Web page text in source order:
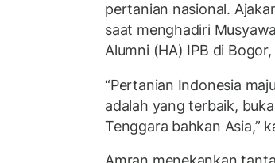
pertanian nasional.
saat menghadiri
Alumni (HA) IPB di
“Pertanian Indonesia
adalah yang terbaik,
Tenggara bahkan Asia,”